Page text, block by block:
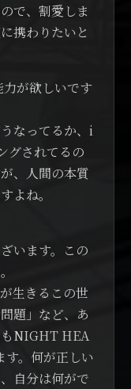
で、割愛しま
携わりたいと
が欲しいです
なってるか、i
グされてるの
、人間の本質
よね。
います。この
生きるこの世
題」など、あ
もNIGHT HEA
す。何が正しい
自分は何がで